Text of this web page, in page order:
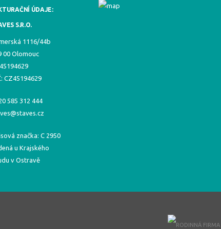
ÚDAJE:
S.R.O.
1116/44b
00 Olomouc
CZ45194629
585 312 444
značka: C 2950
u Krajského
v Ostravě